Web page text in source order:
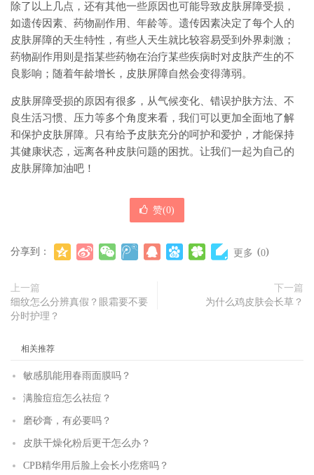
除了以上几点，还有其他一些原因也可能导致皮肤屏障受损，
如遗传因素、药物副作用、年龄等。遗传因素决定了每个人的
皮肤屏障的天生特性，有些人天生就比较容易受到外界刺激；
药物副作用则是指某些药物在治疗某些疾病时对皮肤产生的不
良影响；随着年龄增长，皮肤屏障自然会变得薄弱。
皮肤屏障受损的原因有很多，从气候变化、错误护肤方法、不
良生活习惯、压力等多个角度来看，我们可以更加全面地了解
和保护皮肤屏障。只有给予皮肤充分的呵护和爱护，才能保持
其健康状态，远离各种皮肤问题的困扰。让我们一起为自己的
皮肤屏障加油吧！
赞(0)
分享到： 更多 (0)
上一篇
细纹怎么分辨真假？眼霜要不要
分时护理？
下一篇
为什么鸡皮肤会长草？
相关推荐
敏感肌能用春雨面膜吗？
满脸痘痘怎么祛痘？
磨砂膏，有必要吗？
皮肤干燥化粉后更干怎么办？
CPB精华用后脸上会长小疙瘩吗？